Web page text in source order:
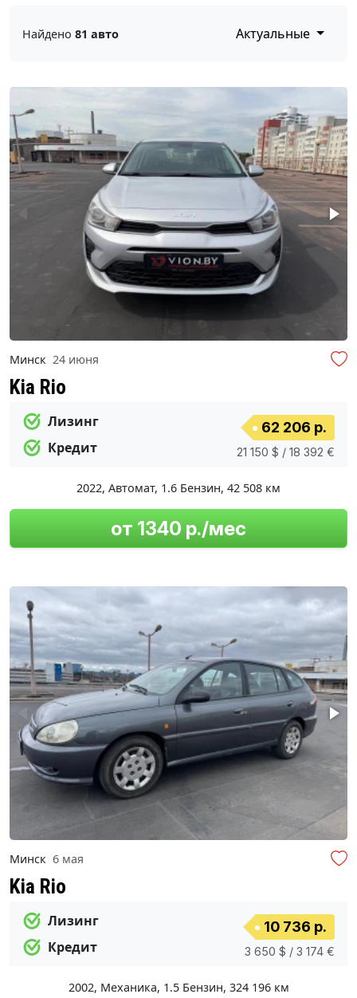
Найдено 81 авто Актуальные
Минск 24 июня
Kia Rio
Лизинг
Кредит
62 206 р.
21 150 $ / 18 392 €
2022, Автомат, 1.6 Бензин, 42 508 км
от 1340 р./мес
Минск 6 мая
Kia Rio
Лизинг
Кредит
10 736 р.
3 650 $ / 3 174 €
2002, Механика, 1.5 Бензин, 324 196 км